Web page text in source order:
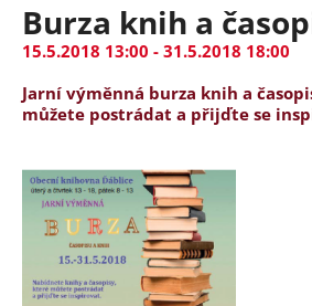
Burza knih a
15.5.2018 13:00 - 31.5.2018 18:00
Jarní výměnná burza knih a
můžete postrádat a přijďte se